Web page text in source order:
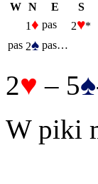
W N E
S
1♦ pas 2♥*
pas 2♠ pas…
2♥ – 5♠
W piki